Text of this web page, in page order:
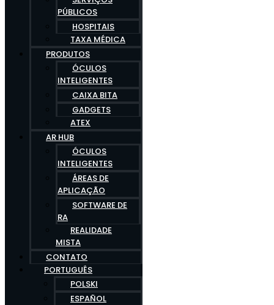
PÚBLICOS
HOSPITAIS
TAXA MÉDICA
PRODUTOS
ÓCULOS
INTELIGENTES
CAIXA BITA
GADGETS
ATEX
AR HUB
ÓCULOS
INTELIGENTES
ÁREAS DE
APLICAÇÃO
SOFTWARE DE
RA
REALIDADE
MISTA
CONTATO
PORTUGUÊS
POLSKI
ESPAÑOL